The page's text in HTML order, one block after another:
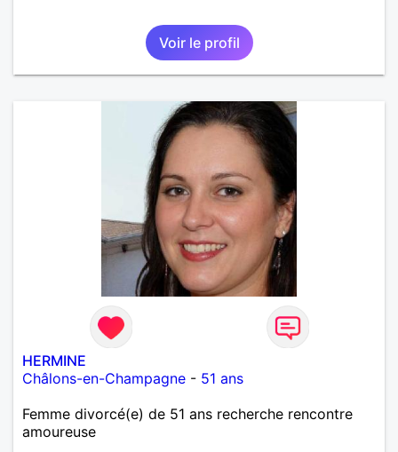
Voir le profil
HERMINE
Châlons-en-Champagne - 51 ans
Femme divorcé(e) de 51 ans recherche rencontre
amoureuse